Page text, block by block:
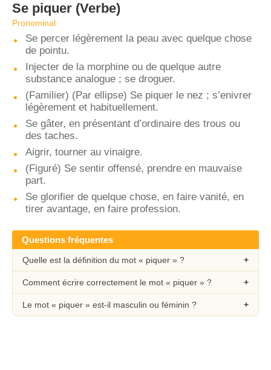
Se piquer (Verbe)
Pronominal
Se percer légèrement la peau avec quelque chose
de pointu.
Injecter de la morphine ou de quelque autre
substance analogue ; se droguer.
(Familier) (Par ellipse) Se piquer le nez ; s’enivrer
légèrement et habituellement.
Se gâter, en présentant d’ordinaire des trous ou
des taches.
Aigrir, tourner au vinaigre.
(Figuré) Se sentir offensé, prendre en mauvaise
part.
Se glorifier de quelque chose, en faire vanité, en
tirer avantage, en faire profession.
Questions fréquentes
Quelle est la définition du mot « piquer » ?
Comment écrire correctement le mot « piquer » ?
Le mot « piquer » est-il masculin ou féminin ?